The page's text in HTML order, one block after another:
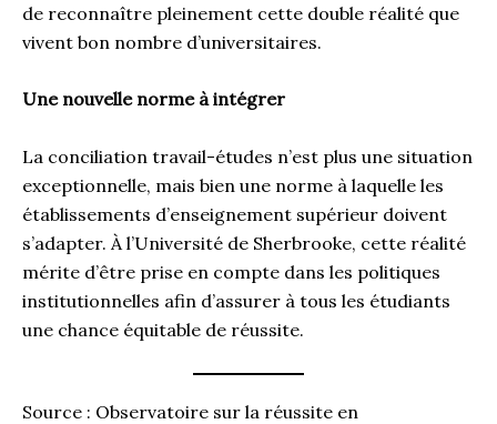
de reconnaître pleinement cette double réalité que
vivent bon nombre d’universitaires.
Une nouvelle norme à intégrer
La conciliation travail-études n’est plus une situation
exceptionnelle, mais bien une norme à laquelle les
établissements d’enseignement supérieur doivent
s’adapter. À l’Université de Sherbrooke, cette réalité
mérite d’être prise en compte dans les politiques
institutionnelles afin d’assurer à tous les étudiants
une chance équitable de réussite.
Source : Observatoire sur la réussite en